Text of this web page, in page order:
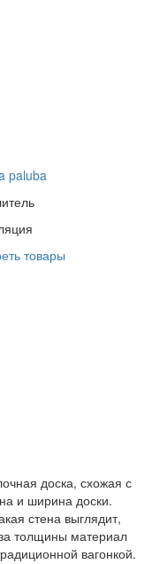
товары
доска, схожая с
и ширина доски.
стена выглядит,
толщины материал
вагонкой.